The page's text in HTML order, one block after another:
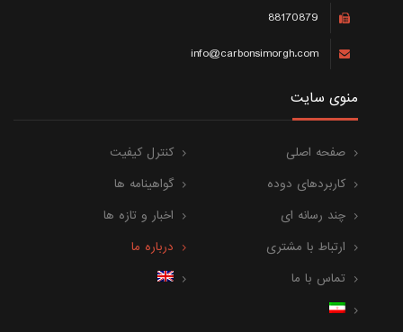
88170879
info@carbonsimorgh.com
منوی سایت
صفحه اصلی
کنترل کیفیت
کاربردهای دوده
گواهینامه ها
چند رسانه ای
اخبار و تازه ها
ارتباط با مشتری
درباره ما
تماس با ما